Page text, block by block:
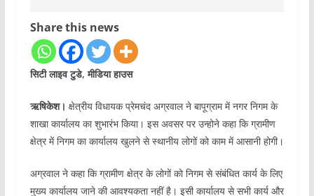
Share this news
सिटी लाइव टुडे, मीडिया हाउस
ऋषिकेश। क्षेत्रीय विधायक प्रेमचंद अग्रवाल ने बापूग्राम में नगर निगम के
शाखा कार्यालय का शुभारंभ किया। इस अवसर पर उन्होने कहा कि ग्रामीण
क्षेत्र में निगम का कार्यालय खुलने से स्थानीय लोगों को काम में आसानी होगी।
अग्रवाल ने कहा कि ग्रामीण क्षेत्र के लोगों को निगम से संबंधित कार्य के लिए
मुख्य कार्यालय जाने की आवश्यकता नहीं है। इसी कार्यालय से सभी कार्य और